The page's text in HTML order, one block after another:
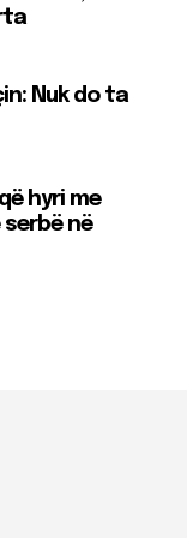
Nuk do ta
hyri me
serbë në